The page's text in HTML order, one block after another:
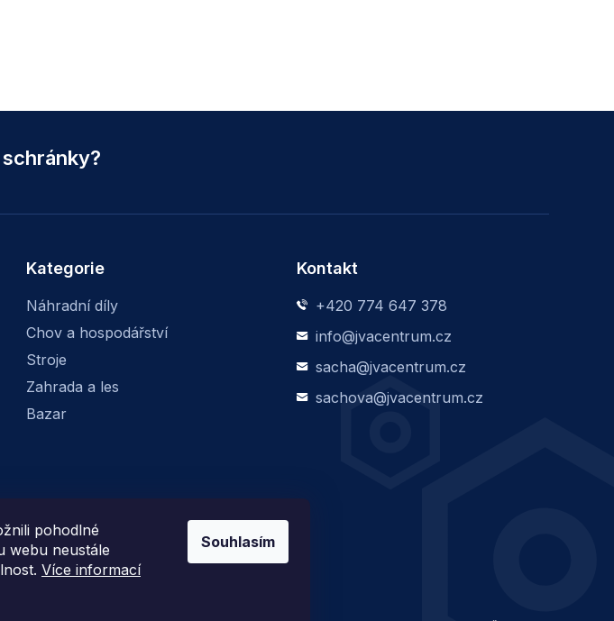
pohodlné
webu neustále
Více informací
Souhlasím
Kategorie
Náhradní díly
Chov a hospodářství
Stroje
Zahrada a les
Bazar
Kontakt
+420 774 647 378
info@jvacentrum.cz
sacha@jvacentrum.cz
sachova@jvacentrum.cz
Instagram